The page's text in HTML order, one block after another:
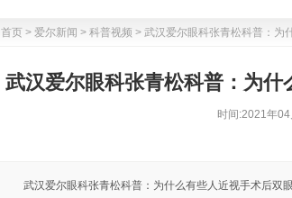
首页 > 爱尔新闻 > 科普视频 > 武汉爱尔眼科张青松科普：为
武汉爱尔眼科张青松科普：为
时间:2021年04
武汉爱尔眼科张青松科普：为什么有些人近视手术后双